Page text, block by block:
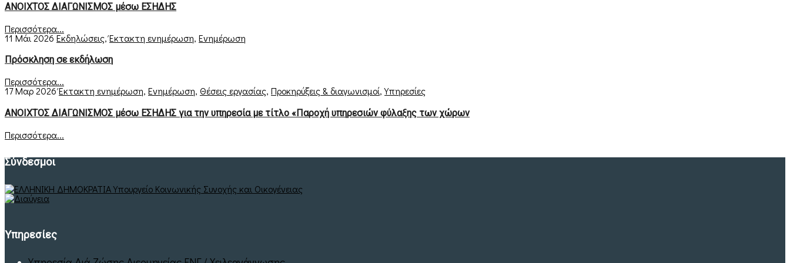
ΑΝΟΙΧΤΟΣ ΔΙΑΓΩΝΙΣΜΟΣ μέσω ΕΣΗΔΗΣ
Περισσότερα...
11 Μάι 2026 Εκδηλώσεις,Έκτακτη ενημέρωση, Ενημέρωση
Πρόσκληση σε εκδήλωση
Περισσότερα...
17 Μαρ 2026 Έκτακτη ενημέρωση, Ενημέρωση, Θέσεις εργασίας, Προκηρύξεις & διαγωνισμοί,Υπηρεσίες
ΑΝΟΙΧΤΟΣ ΔΙΑΓΩΝΙΣΜΟΣ μέσω ΕΣΗΔΗΣ για την υπηρεσία με τίτλο «Παροχή υπηρεσιών φύλαξης των χώρων
Περισσότερα...
Σύνδεσμοι
Υπηρεσίες